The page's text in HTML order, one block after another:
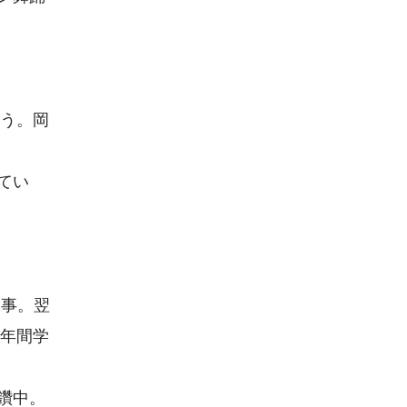
。岡
い
。翌
間学
。